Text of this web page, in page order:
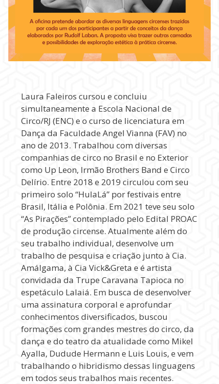
Laura Faleiros cursou e concluiu
simultaneamente a Escola Nacional de
Circo/RJ (ENC) e o curso de licenciatura em
Dança da Faculdade Angel Vianna (FAV) no
ano de 2013. Trabalhou com diversas
companhias de circo no Brasil e no Exterior
como Up Leon, Irmão Brothers Band e Circo
Delírio. Entre 2018 e 2019 circulou com seu
primeiro solo “HulaLá” por festivais entre
Brasil, Itália e Polônia. Em 2021 teve seu solo
“As Pirações” contemplado pelo Edital PROAC
de produção circense. Atualmente além do
seu trabalho individual, desenvolve um
trabalho de pesquisa e criação junto à Cia.
Amálgama, à Cia Vick&Greta e é artista
convidada da Trupe Caravana Tapioca no
espetáculo Lalaiá. Em busca de desenvolver
uma assinatura corporal e aprofundar
conhecimentos diversificados, buscou
formações com grandes mestres do circo, da
dança e do teatro da atualidade como Mikel
Ayalla, Dudude Hermann e Luis Louis, e vem
trabalhando o hibridismo dessas linguagens
em todos seus trabalhos mais recentes.